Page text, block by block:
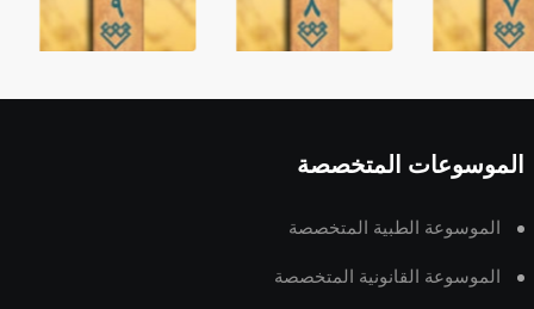
الموسوعات المتخصصة
الموسوعة الطبية المتخصصة
الموسوعة القانونية المتخصصة